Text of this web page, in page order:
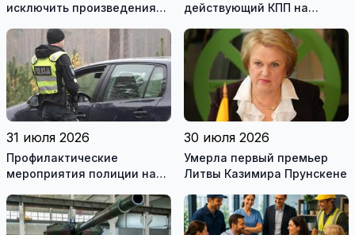
исключить произведения
рекомендуемой
литературы
действующий КПП на
31 июля 2026
Профилактические
мероприятия полиции на
30 июля 2026
Умерла первый премьер
Литвы Казимира Прунскене